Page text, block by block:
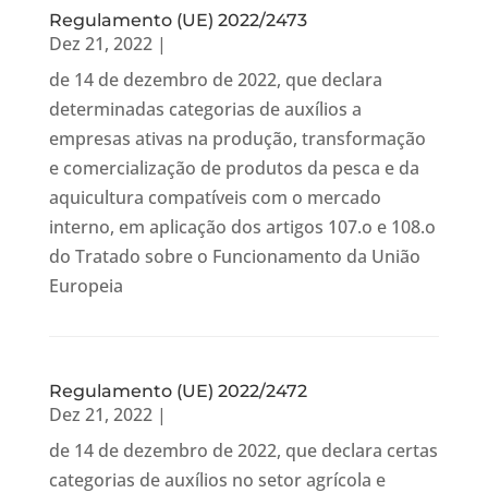
Regulamento (UE) 2022/2473
Dez 21, 2022|
de 14 de dezembro de 2022, que declara
determinadas categorias de auxílios a
empresas ativas na produção, transformação
e comercialização de produtos da pesca e da
aquicultura compatíveis com o mercado
interno, em aplicação dos artigos 107.o e 108.o
do Tratado sobre o Funcionamento da União
Europeia
Regulamento (UE) 2022/2472
Dez 21, 2022|
de 14 de dezembro de 2022, que declara certas
categorias de auxílios no setor agrícola e